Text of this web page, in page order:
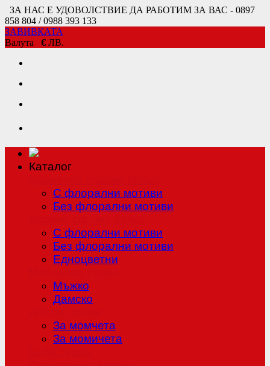
ЗА НАС Е УДОВОЛСТВИЕ ДА РАБОТИМ ЗА ВАС - 0897
858 804 / 0988 393 133
ЗАВИВКАТА
Валута € ЛВ.
Каталог
С флорални мотиви
Без флорални мотиви
С флорални мотиви
Без флорални мотиви
Едноцветни
Мъжко
Дамско
За момчета
За момичета